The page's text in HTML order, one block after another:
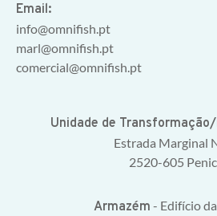
Email:
info@omnifish.pt
marl@omnifish.pt
comercial@omnifish.pt
Unidade de
Estrada Marginal
2520-605
Armazém - Edifício